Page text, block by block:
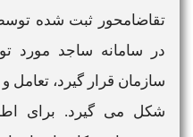
تقاضامحور ثبت شده
در سامانه ساجد مورد
سازمان قرار گیرد،
شکل می گیرد. برای